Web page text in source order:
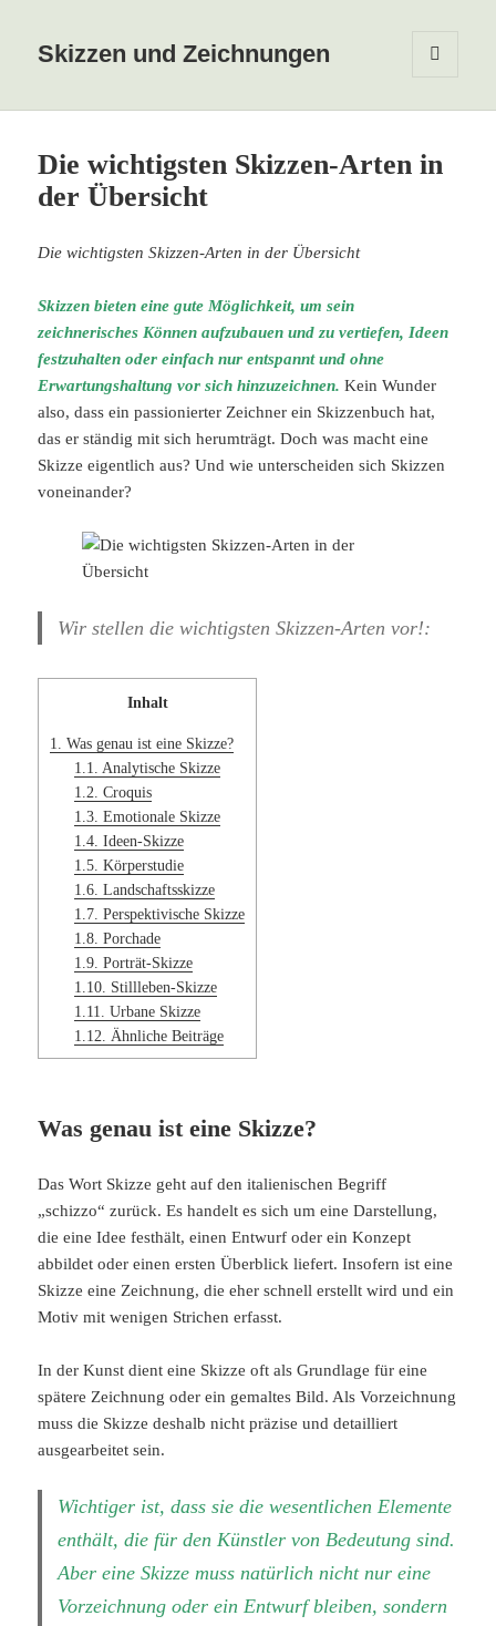
Skizzen und Zeichnungen
WIDGETS
Die wichtigsten Skizzen-Arten in
der Übersicht
Die wichtigsten Skizzen-Arten in der Übersicht
Skizzen bieten eine gute Möglichkeit, um sein
zeichnerisches Können aufzubauen und zu vertiefen, Ideen
festzuhalten oder einfach nur entspannt und ohne
Erwartungshaltung vor sich hinzuzeichnen. Kein Wunder
also, dass ein passionierter Zeichner ein Skizzenbuch hat,
das er ständig mit sich herumträgt. Doch was macht eine
Skizze eigentlich aus? Und wie unterscheiden sich Skizzen
voneinander?
Wir stellen die wichtigsten Skizzen-Arten vor!:
Inhalt
1.
Was genau ist eine Skizze?
1.1.
Analytische Skizze
1.2. Croquis
1.3. Emotionale Skizze
1.4. Ideen-Skizze
1.5. Körperstudie
1.6. Landschaftsskizze
1.7. Perspektivische Skizze
1.8. Porchade
1.9. Porträt-Skizze
1.10. Stillleben-Skizze
1.11.
Urbane Skizze
1.12.
Ähnliche Beiträge
Was genau ist eine Skizze?
Das Wort Skizze geht auf den italienischen Begriff
„schizzo“ zurück. Es handelt es sich um eine Darstellung,
die eine Idee festhält, einen Entwurf oder ein Konzept
abbildet oder einen ersten Überblick liefert. Insofern ist eine
Skizze eine Zeichnung, die eher schnell erstellt wird und ein
Motiv mit wenigen Strichen erfasst.
In der Kunst dient eine Skizze oft als Grundlage für eine
spätere Zeichnung oder ein gemaltes Bild. Als Vorzeichnung
muss die Skizze deshalb nicht präzise und detailliert
ausgearbeitet sein.
Wichtiger ist, dass sie die wesentlichen Elemente
enthält, die für den Künstler von Bedeutung sind.
Aber eine Skizze muss natürlich nicht nur eine
Vorzeichnung oder ein Entwurf bleiben, sondern